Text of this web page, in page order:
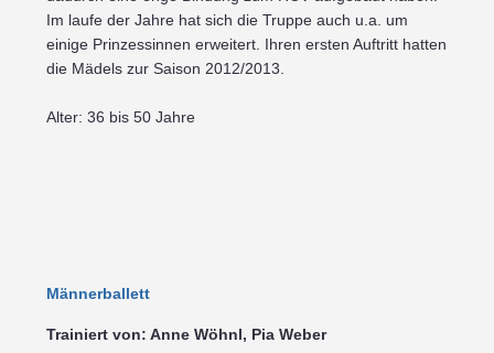
Im laufe der Jahre hat sich die Truppe auch u.a. um
einige Prinzessinnen erweitert. Ihren ersten Auftritt hatten
die Mädels zur Saison 2012/2013.
Alter: 36 bis 50 Jahre
Männerballett
Trainiert von: Anne Wöhnl, Pia Weber